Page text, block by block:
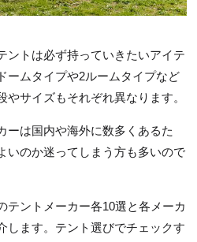
ントは必ず持っていきたいアイテ
ームタイプや2ルームタイプなど
やサイズもそれぞれ異なります。
ーは国内や海外に数多くあるた
いのか迷ってしまう方も多いので
テントメーカー各10選と各メーカ
します。テント選びでチェックす